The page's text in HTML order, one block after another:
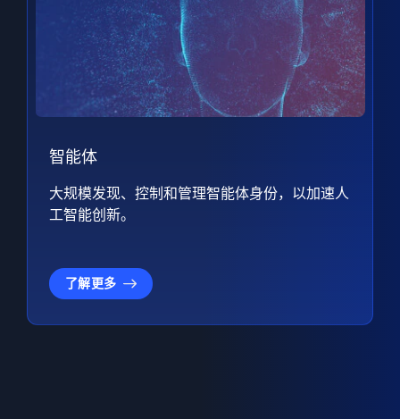
智能体
大规模发现、控制和管理智能体身份，以加速人
工智能创新。
了解更多